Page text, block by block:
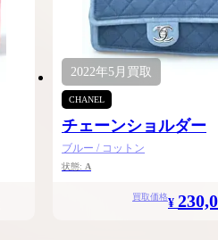
2022年5月 買取
CHANEL
チェーンショルダー
ブルー / コットン
状態: A
買取価格¥